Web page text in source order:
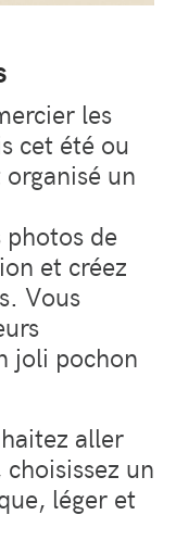
les
cet été ou
un
photos de
et créez
Vous
joli pochon
aller
un
léger et